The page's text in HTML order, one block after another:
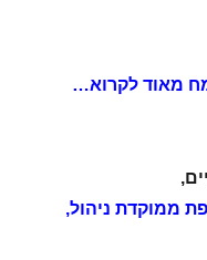
מאוד לקרוא…
ממוקדת ניהול,